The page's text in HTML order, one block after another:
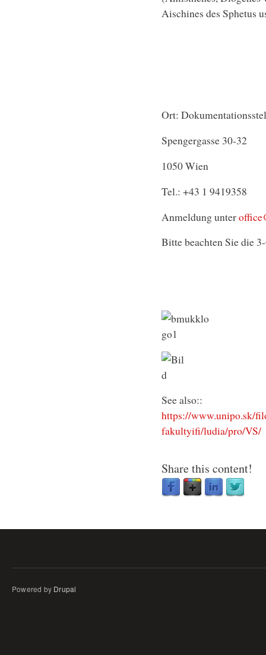
Aischines des Sphetus
Ort:
Spengergasse 30-32
1050 Wien
Tel.: +43 1 9419358
Anmeldung unter
Bitte beachten Sie die
See also::
https://www.unipo.sk/
fakultyifi/ludia/pro/VS/
Share this content!
Powered by Drupal